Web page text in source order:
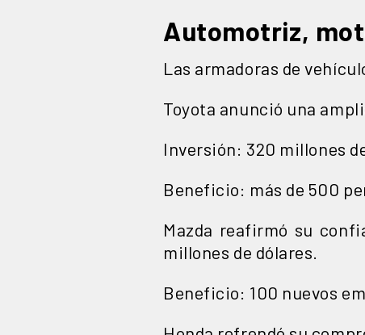
Automotriz,
Las armadoras de
Toyota anunció una
Inversión: 320 millones
Beneficio: más de 500
Mazda reafirmó su
millones de dólares.
Beneficio: 100 nuevos